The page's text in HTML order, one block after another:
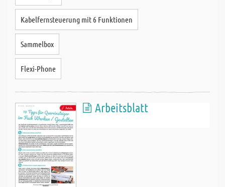
Kabelfernsteuerung mit 6 Funktionen
Sammelbox
Flexi-Phone
Arbeitsblatt